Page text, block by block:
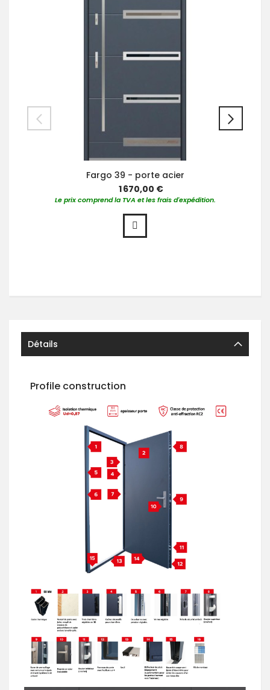
Fargo 39 - porte acier
1 670,00 €
Le prix comprend la TVA et les frais d'expédition.
Détails